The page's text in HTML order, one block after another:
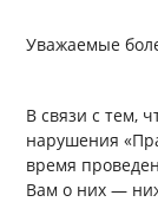
Уважаемые
В связи с тем,
нарушения
время
Вам о них —